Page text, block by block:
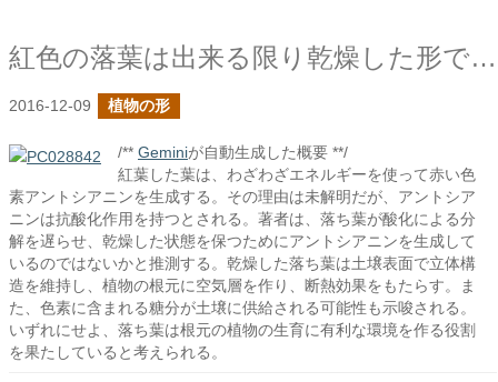
紅色の落葉は出来る限り乾燥した形で残りたいのでは？
2016-12-09 植物の形
/** Geminiが自動生成した概要 **/
紅葉した葉は、わざわざエネルギーを使って赤い色
素アントシアニンを生成する。その理由は未解明だが、アントシア
ニンは抗酸化作用を持つとされる。著者は、落ち葉が酸化による分
解を遅らせ、乾燥した状態を保つためにアントシアニンを生成して
いるのではないかと推測する。乾燥した落ち葉は土壌表面で立体構
造を維持し、植物の根元に空気層を作り、断熱効果をもたらす。ま
た、色素に含まれる糖分が土壌に供給される可能性も示唆される。
いずれにせよ、落ち葉は根元の植物の生育に有利な環境を作る役割
を果たしていると考えられる。